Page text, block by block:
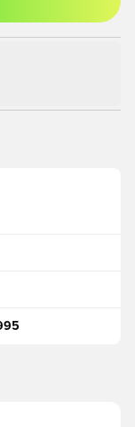
dig som medlem